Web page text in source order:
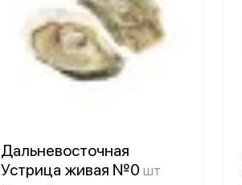
Дальневосточная
Устрица живая №0 шт